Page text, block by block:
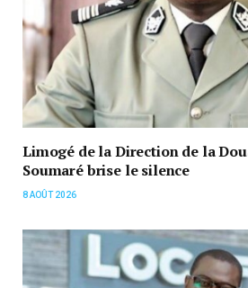
Limogé de la Direction de la
Soumaré brise le silence
8 AOÛT 2026